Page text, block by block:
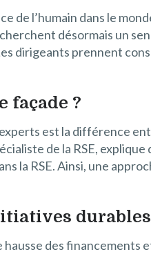
de l’humain dans le
désormais un
dirigeants prennent
façade ?
est la différence
de la RSE,
la RSE. Ainsi, une
durables
des